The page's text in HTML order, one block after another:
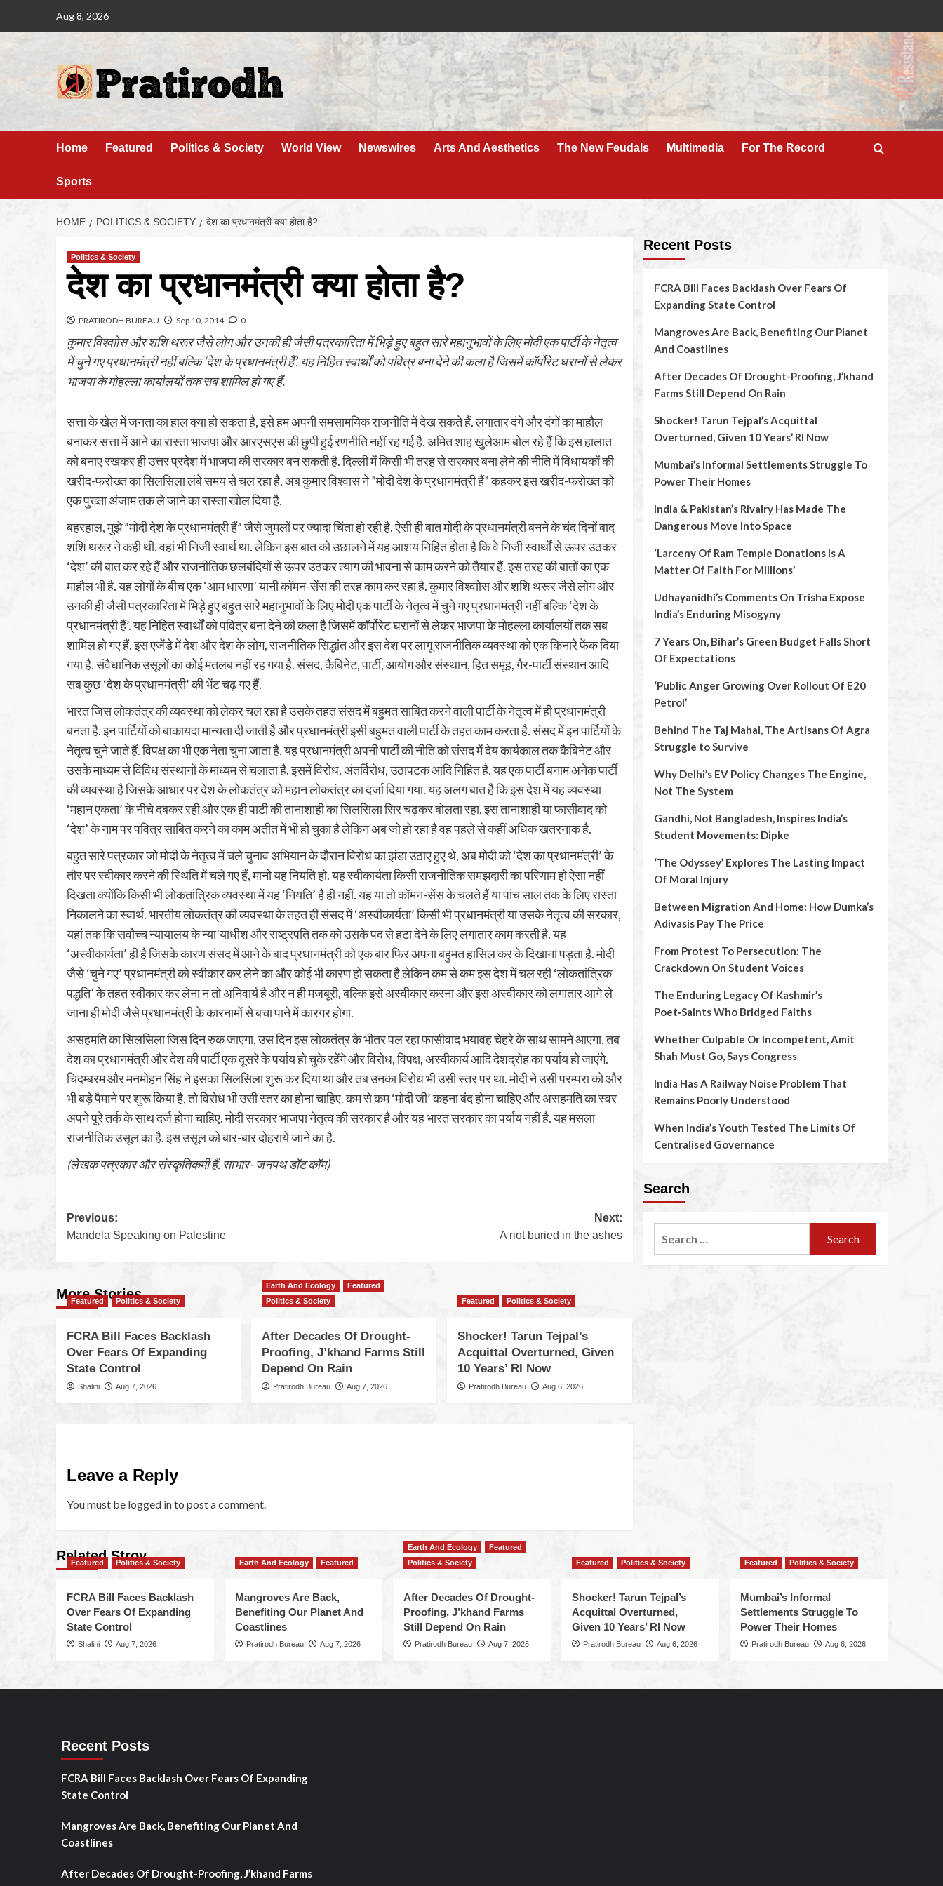
Aug 8, 2026
Home Featured Politics & Society World View Newswires Arts And Aesthetics The New Feudals Multimedia For The Record
Sports
HOME POLITICS & SOCIETY देश का प्रधानमंत्री क्या होता है?
Politics & Society
देश का प्रधानमंत्री क्या होता है?
PRATIRODH BUREAU Sep 10, 2014 0
कुमार विश्वाोस और शशि थरूर जैसे लोग और उनकी ही जैसी पत्रकारिता में भिड़े हुए बहुत सारे महानुभावों के लिए मोदी एक पार्टी के नेतृत्व
में चुने गए प्रधानमंत्री नहीं बल्कि ‘देश के प्रधानमंत्री हैं’. यह निहित स्वार्थों को पवित्र बना देने की कला है जिसमें कॉर्पोरेट घरानों से लेकर
भाजपा के मोहल्ला कार्यालयों तक सब शामिल हो गए हैं.
सत्ता के खेल में जनता का हाल क्या हो सकता है, इसे हम अपनी समसामयिक राजनीति में देख सकते हैं. लगातार दंगे और दंगों का माहौल
बनाकर सत्ता में आने का रास्ता भाजपा और आरएसएस की छुपी हुई रणनीति नहीं रह गई है. अमित शाह खुलेआम बोल रहे हैं कि इस हालात
को बनाए रखकर ही उत्तर प्रदेश में भाजपा की सरकार बन सकती है. दिल्ली में किसी भी तरह से सरकार बना लेने की नीति में विधायकों की
खरीद-फरोख्त का सिलसिला लंबे समय से चल रहा है. अब कुमार विश्वास ने ”मोदी देश के प्रधानमंत्री हैं” कहकर इस खरीद-फरोख्त को
एक पुख्ता अंजाम तक ले जाने का रास्ता खोल दिया है.
बहरहाल, मुझे ”मोदी देश के प्रधानमंत्री हैं” जैसे जुमलों पर ज्यादा चिंता हो रही है. ऐसी ही बात मोदी के प्रधानमंत्री बनने के चंद दिनों बाद
शशि थरूर ने कही थी. वहां भी निजी स्वार्थ था. लेकिन इस बात को उछालने में यह आशय निहित होता है कि वे निजी स्वार्थों से ऊपर उठकर
‘देश’ की बात कर रहे हैं और राजनीतिक छलबंदियों से ऊपर उठकर त्याग की भावना से काम करने को तैयार हैं. इस तरह की बातों का एक
माहौल भी है. यह लोगों के बीच एक ‘आम धारणा’ यानी कॉमन-सेंस की तरह काम कर रहा है. कुमार विश्वाोस और शशि थरूर जैसे लोग और
उनकी ही जैसी पत्रकारिता में भिड़े हुए बहुत सारे महानुभावों के लिए मोदी एक पार्टी के नेतृत्व में चुने गए प्रधानमंत्री नहीं बल्कि ‘देश के
प्रधानमंत्री हैं’. यह निहित स्वार्थों को पवित्र बना देने की कला है जिसमें कॉर्पोरेट घरानों से लेकर भाजपा के मोहल्ला कार्यालयों तक सब
शामिल हो गए हैं. इस एजेंडे में देश और देश के लोग, राजनीतिक सिद्धांत और इस देश पर लागू राजनीतिक व्यवस्था को एक किनारे फेंक दिया
गया है. संवैधानिक उसूलों का कोई मतलब नहीं रह गया है. संसद, कैबिनेट, पार्टी, आयोग और संस्थान, हित समूह, गैर-पार्टी संस्थान आदि
सब कुछ ‘देश के प्रधानमंत्री’ की भेंट चढ़ गए हैं.
भारत जिस लोकतंत्र की व्यवस्था को लेकर चल रहा है उसके तहत संसद में बहुमत साबित करने वाली पार्टी के नेतृत्व में ही प्रधानमंत्री
बनता है. इन पार्टियों को बाकायदा मान्यता दी जाती है और प्रधानमंत्री इसी बहुमत वाली पार्टी के तहत काम करता है. संसद में इन पार्टियों के
नेतृत्व चुने जाते हैं. विपक्ष का भी एक नेता चुना जाता है. यह प्रधानमंत्री अपनी पार्टी की नीति को संसद में देय कार्यकाल तक कैबिनेट और
उसके माध्यम से विविध संस्थानों के माध्यम से चलाता है. इसमें विरोध, अंतर्विरोध, उठापटक आदि निहित है. यह एक पार्टी बनाम अनेक पार्टी
की व्यवस्था है जिसके आधार पर देश के लोकतंत्र को महान लोकतंत्र का दर्जा दिया गया. यह अलग बात है कि इस देश में यह व्यवस्था
‘महान एकता’ के नीचे दबकर रही और एक ही पार्टी की तानाशाही का सिलसिला सिर चढ़कर बोलता रहा. इस तानाशाही या फासीवाद को
‘देश’ के नाम पर पवित्र साबित करने का काम अतीत में भी हो चुका है लेकिन अब जो हो रहा है वह पहले से कहीं अधिक खतरनाक है.
बहुत सारे पत्रकार जो मोदी के नेतृत्व में चले चुनाव अभियान के दौरान विरोध का झंडा उठाए हुए थे, अब मोदी को ‘देश का प्रधानमंत्री’ के
तौर पर स्वीकार करने की स्थिति में चले गए हैं, मानो यह नियति हो. यह स्वीकार्यता किसी राजनीतिक समझदारी का परिणाम हो ऐसा नहीं
दिखता क्योंकि किसी भी लोकतांत्रिक व्यवस्था में यह ‘नियति’ है ही नहीं. यह या तो कॉमन-सेंस के चलते हैं या पांच साल तक के लिए रास्ता
निकालने का स्वार्थ. भारतीय लोकतंत्र की व्यवस्था के तहत ही संसद में ‘अस्वीकार्यता’ किसी भी प्रधानमंत्री या उसके नेतृत्व की सरकार,
यहां तक कि सर्वोच्च न्यायालय के न्या’याधीश और राष्ट्रपति तक को उसके पद से हटा देने के लिए लगातार काम करती है. यह
‘अस्वीकार्यता’ ही है जिसके कारण संसद में आने के बाद प्रधानमंत्री को एक बार फिर अपना बहुमत हासिल कर के दिखाना पड़ता है. मोदी
जैसे ‘चुने गए’ प्रधानमंत्री को स्वीकार कर लेने का और कोई भी कारण हो सकता है लेकिन कम से कम इस देश में चल रही ‘लोकतांत्रिक
पद्धति’ के तहत स्वीकार कर लेना न तो अनिवार्य है और न ही मजबूरी, बल्कि इसे अस्वीकार करना और इस अस्वीकार को लगातार आगे ले
जाना ही मोदी जैसे प्रधानमंत्री के कारनामों से बचा पाने में कारगर होगा.
असहमति का सिलसिला जिस दिन रुक जाएगा, उस दिन इस लोकतंत्र के भीतर पल रहा फासीवाद भयावह चेहरे के साथ सामने आएगा. तब
देश का प्रधानमंत्री और देश की पार्टी एक दूसरे के पर्याय हो चुके रहेंगे और विरोध, विपक्ष, अस्वीकार्य आदि देशद्रोह का पर्याय हो जाएंगे.
चिदम्बरम और मनमोहन सिंह ने इसका सिलसिला शुरू कर दिया था और तब उनका विरोध भी उसी स्तर पर था. मोदी ने उसी परम्परा को और
भी बड़े पैमाने पर शुरू किया है, तो विरोध भी उसी स्तर का होना चाहिए. कम से कम ‘मोदी जी’ कहना बंद होना चाहिए और असहमति का स्वर
अपने पूरे तर्क के साथ दर्ज होना चाहिए. मोदी सरकार भाजपा नेतृत्व की सरकार है और यह भारत सरकार का पर्याय नहीं है. यह मसला
राजनीतिक उसूल का है. इस उसूल को बार-बार दोहराये जाने का है.
(लेखक पत्रकार और संस्कृतिकर्मी हैं. साभार- जनपथ डॉट कॉम)
Previous:
Mandela Speaking on Palestine
Next:
A riot buried in the ashes
More Stories
Featured Politics & Society
FCRA Bill Faces Backlash
Over Fears Of Expanding
State Control
Shalini Aug 7, 2026
Earth And Ecology
Featured
Politics & Society
After Decades Of Drought-
Proofing, J’khand Farms Still
Depend On Rain
Pratirodh Bureau Aug 7, 2026
Featured Politics & Society
Shocker! Tarun Tejpal’s
Acquittal Overturned, Given
10 Years’ RI Now
Pratirodh Bureau Aug 6, 2026
Leave a Reply
You must be logged into post a comment.
Recent Posts
FCRA Bill Faces Backlash Over Fears Of
Expanding State Control
Mangroves Are Back, Benefiting Our Planet
And Coastlines
After Decades Of Drought-Proofing, J’khand
Farms Still Depend On Rain
Shocker! Tarun Tejpal’s Acquittal
Overturned, Given 10 Years’ RI Now
Mumbai’s Informal Settlements Struggle To
Power Their Homes
India & Pakistan’s Rivalry Has Made The
Dangerous Move Into Space
‘Larceny Of Ram Temple Donations Is A
Matter Of Faith For Millions’
Udhayanidhi’s Comments On Trisha Expose
India’s Enduring Misogyny
7 Years On, Bihar’s Green Budget Falls Short
Of Expectations
‘Public Anger Growing Over Rollout Of E20
Petrol’
Behind The Taj Mahal, The Artisans Of Agra
Struggle to Survive
Why Delhi’s EV Policy Changes The Engine,
Not The System
Gandhi, Not Bangladesh, Inspires India’s
Student Movements: Dipke
‘The Odyssey’ Explores The Lasting Impact
Of Moral Injury
Between Migration And Home: How Dumka’s
Adivasis Pay The Price
From Protest To Persecution: The
Crackdown On Student Voices
The Enduring Legacy Of Kashmir’s
Poet‑Saints Who Bridged Faiths
Whether Culpable Or Incompetent, Amit
Shah Must Go, Says Congress
India Has A Railway Noise Problem That
Remains Poorly Understood
When India’s Youth Tested The Limits Of
Centralised Governance
Search
Related Stroy
Featured Politics & Society
FCRA Bill Faces Backlash
Over Fears Of Expanding
State Control
Shalini Aug 7, 2026
Earth And Ecology Featured
Mangroves Are Back,
Benefiting Our Planet And
Coastlines
Pratirodh Bureau Aug 7, 2026
Earth And Ecology
Featured
Politics & Society
After Decades Of Drought-
Proofing, J’khand Farms
Still Depend On Rain
Pratirodh Bureau Aug 7, 2026
Featured Politics & Society
Shocker! Tarun Tejpal’s
Acquittal Overturned,
Given 10 Years’ RI Now
Pratirodh Bureau Aug 6, 2026
Featured Politics & Society
Mumbai’s Informal
Settlements Struggle To
Power Their Homes
Pratirodh Bureau Aug 6, 2026
Recent Posts
FCRA Bill Faces Backlash Over Fears Of Expanding
State Control
Mangroves Are Back, Benefiting Our Planet And
Coastlines
After Decades Of Drought-Proofing, J’khand Farms